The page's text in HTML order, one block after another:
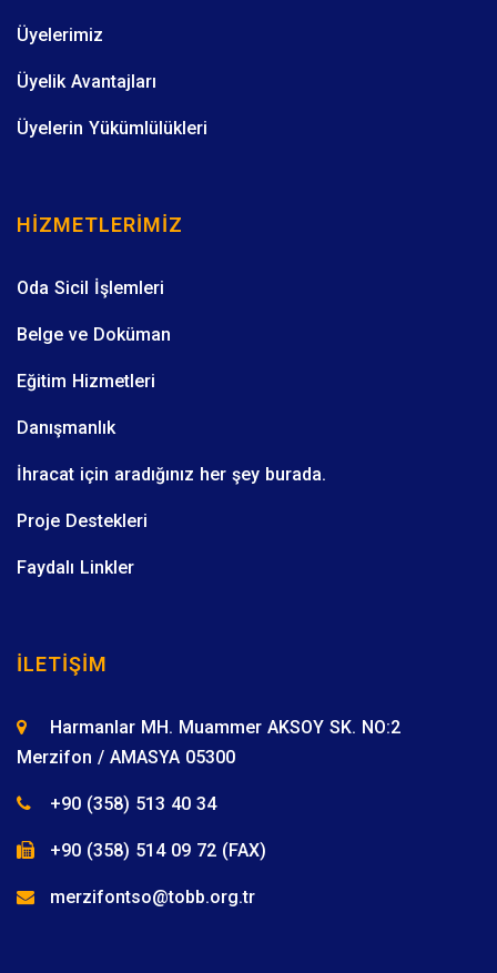
Üyelerimiz
Üyelik Avantajları
Üyelerin Yükümlülükleri
HIZMETLERIMIZ
Oda Sicil İşlemleri
Belge ve Doküman
Eğitim Hizmetleri
Danışmanlık
İhracat için aradığınız her şey burada.
Proje Destekleri
Faydalı Linkler
İLETIŞIM
Harmanlar MH. Muammer AKSOY SK. NO:2
Merzifon / AMASYA 05300
+90 (358) 513 40 34
+90 (358) 514 09 72 (FAX)
merzifontso@tobb.org.tr